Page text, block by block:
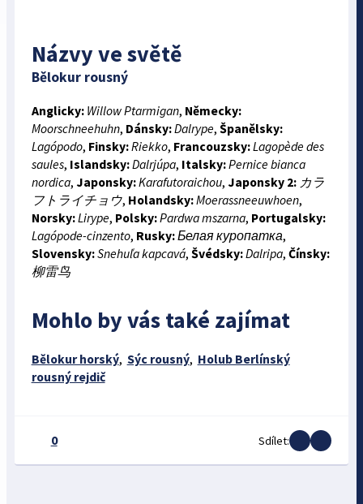
Názvy ve světě
Bělokur rousný
Anglicky: Willow Ptarmigan, Německy:
Moorschneehuhn, Dánsky:Dalrype, Španělsky:
Lagópodo, Finsky:Riekko, Francouzsky:Lagopède des
saules, Islandsky:Dalrjúpa, Italsky:Pernice bianca
nordica, Japonsky:Karafutoraichou, Japonsky 2: カラ
フトライチョウ, Holandsky:Moerassneeuwhoen,
Norsky:Lirype, Polsky:Pardwa mszarna, Portugalsky:
Lagópode-cinzento, Rusky:Белая куропатка,
Slovensky:Snehuľa kapcavá, Švédsky:Dalripa, Čínsky:
柳雷鸟
Mohlo by vás také zajímat
Bělokur horský, Sýc rousný, Holub Berlínský
rousný rejdič
0 Sdílet: